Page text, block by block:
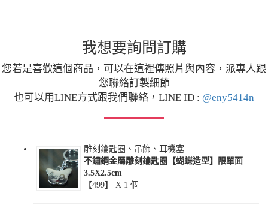
我想要詢問訂購
您若是喜歡這個商品，可以在這裡傳照片與內容，派專人跟
您聯絡訂製細節
也可以用LINE方式跟我們聯絡，LINE ID : @eny5414n
雕刻鑰匙圈、吊飾、耳機塞
不鏽鋼金屬雕刻鑰匙圈【蝴蝶造型】限單面
3.5X2.5cm
【499】 X 1 個